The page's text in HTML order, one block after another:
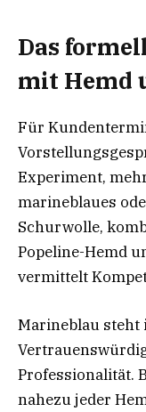
Das
mit Hemd
Für
Experiment,
marineblaues
Schurwolle,
Popeline-Hemd
vermittelt
Marineblau steht
Professionalität.
nahezu jeder